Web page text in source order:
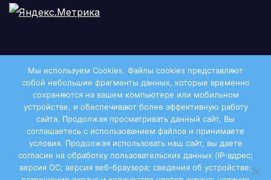
Двиноважье
Мы используем Cookies. Файлы сookies представляют
собой небольшие фрагменты данных, которые временно
сохраняются на вашем компьютере или мобильном
устройстве, и обеспечивают более эффективную работу
сайта. Продолжая просматривать данный сайт, Вы
соглашаетесь с использованием файлов и принимаете
условия. Продолжая использовать наш сайт, вы даете
согласие на обработку пользовательских данных (IP-адрес;
версия ОС; версия веб-браузера; сведения об устройстве;